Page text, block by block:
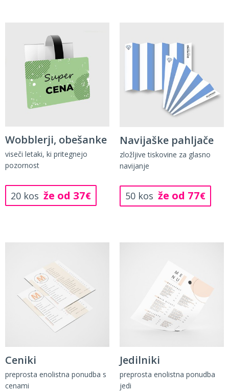
Wobblerji, obešanke
viseči letaki, ki pritegnejo
pozornost
20 kos že od 37€
Navijaške pahljače
zložljive tiskovine za glasno
navijanje
50 kos že od 77€
Ceniki
preprosta enolistna ponudba s
cenami
Jedilniki
preprosta enolistna ponudba
jedi